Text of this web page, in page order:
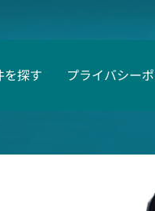
を探す プライバシー